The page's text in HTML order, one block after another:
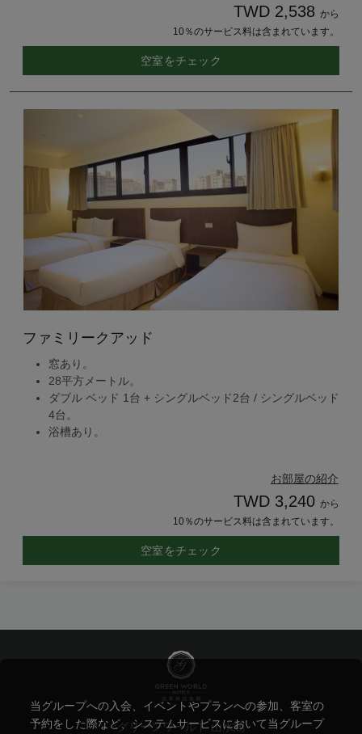
TWD 2,538 から
10％のサービス料は含まれています。
空室をチェック
ファミリークアッド
窓あり。
28平方メートル。
ダブル ベッド 1台 + シングルベッド2台 / シングルベッド
4台。
浴槽あり。
お部屋の紹介
TWD 3,240 から
10％のサービス料は含まれています。
空室をチェック
グリーンワールド 山水閣
当グループへの入会、イベントやプランへの参加、客室の
予約をした際など、システムサービスにおいて当グループ